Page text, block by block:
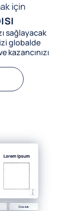
için
sağlayacak
globalde